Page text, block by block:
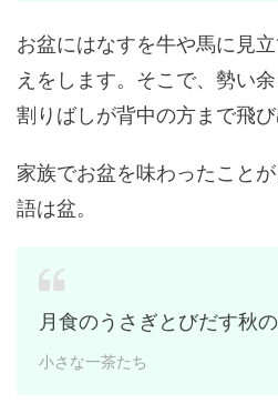
お盆にはなすを牛や馬に見
えをします。そこで、勢い
割りばしが背中の方まで飛び
家族でお盆を味わったこと
語は盆。
月食のうさぎとびだす秋
小さな一茶たち